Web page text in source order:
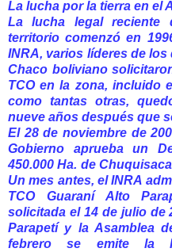
La lucha por la tierra en el
La lucha legal reciente
territorio comenzó en
INRA, varios líderes de
Chaco boliviano
TCO en la zona, incluido
como tantas otras,
nueve años después que
El 28 de noviembre de
Gobierno aprueba un
450.000 Ha. de
Un mes antes, el INRA
TCO Guaraní Alto
solicitada el 14 de julio de
Parapetí y la Asamblea
febrero se emite la